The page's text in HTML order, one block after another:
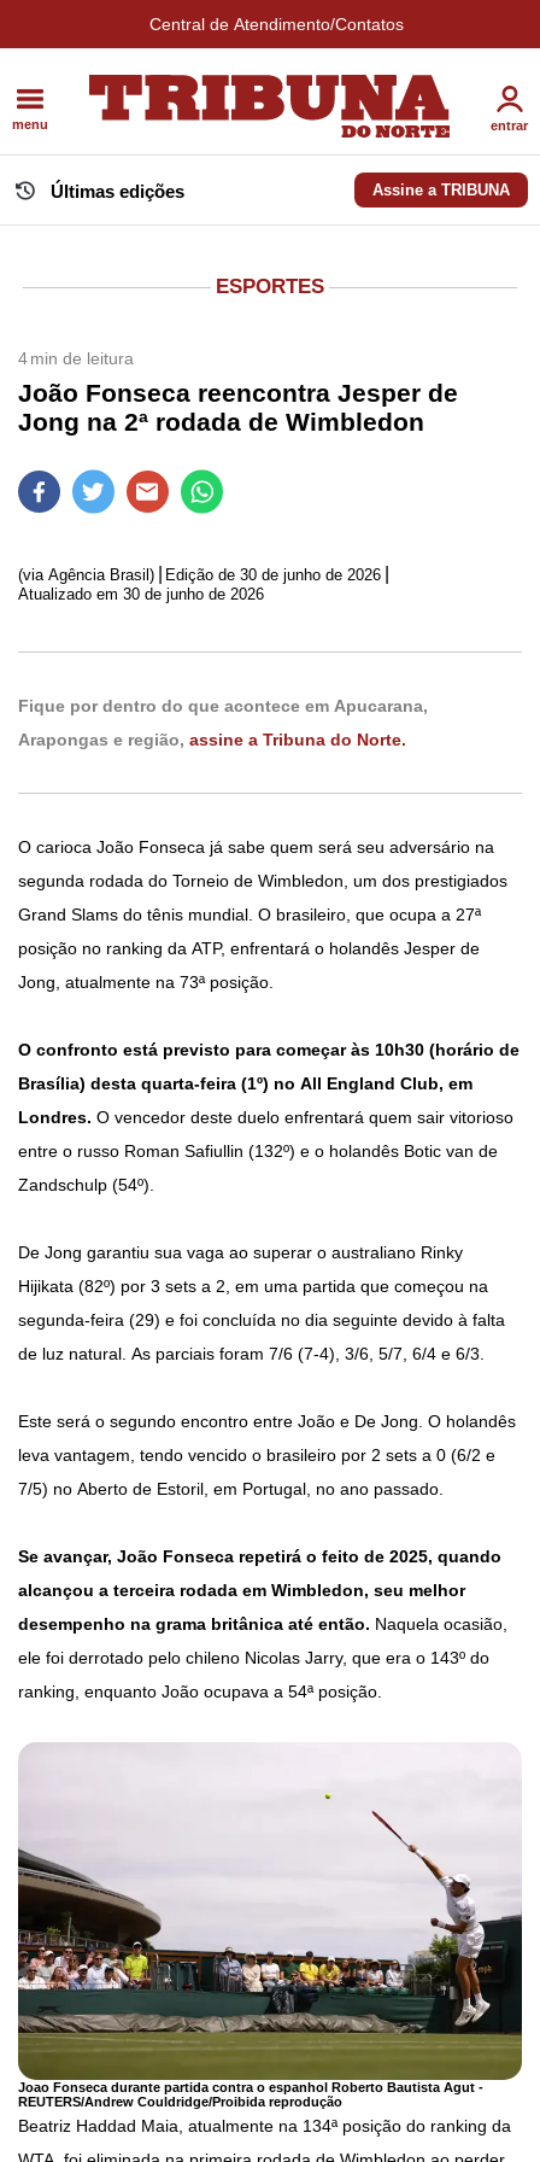
Central de Atendimento/Contatos
menu entrar
Últimas edições Assine a TRIBUNA
ESPORTES
4min de leitura
João Fonseca reencontra Jesper de
Jong na 2ª rodada de Wimbledon
(via Agência Brasil) Edição de 30 de junho de 2026
Atualizado em 30 de junho de 2026
Fique por dentro do que acontece em Apucarana,
Arapongas e região, assine a Tribuna do Norte.
O carioca João Fonseca já sabe quem será seu adversário na
segunda rodada do Torneio de Wimbledon, um dos prestigiados
Grand Slams do tênis mundial. O brasileiro, que ocupa a 27ª
posição no ranking da ATP, enfrentará o holandês Jesper de
Jong, atualmente na 73ª posição.
O confronto está previsto para começar às 10h30 (horário de
Brasília) desta quarta-feira (1º) no All England Club, em
Londres. O vencedor deste duelo enfrentará quem sair vitorioso
entre o russo Roman Safiullin (132º) e o holandês Botic van de
Zandschulp (54º).
De Jong garantiu sua vaga ao superar o australiano Rinky
Hijikata (82º) por 3 sets a 2, em uma partida que começou na
segunda-feira (29) e foi concluída no dia seguinte devido à falta
de luz natural. As parciais foram 7/6 (7-4), 3/6, 5/7, 6/4 e 6/3.
Este será o segundo encontro entre João e De Jong. O holandês
leva vantagem, tendo vencido o brasileiro por 2 sets a 0 (6/2 e
7/5) no Aberto de Estoril, em Portugal, no ano passado.
Se avançar, João Fonseca repetirá o feito de 2025, quando
alcançou a terceira rodada em Wimbledon, seu melhor
desempenho na grama britânica até então. Naquela ocasião,
ele foi derrotado pelo chileno Nicolas Jarry, que era o 143º do
ranking, enquanto João ocupava a 54ª posição.
Joao Fonseca durante partida contra o espanhol Roberto Bautista Agut -
REUTERS/Andrew Couldridge/Proibida reprodução
Beatriz Haddad Maia, atualmente na 134ª posição do ranking da